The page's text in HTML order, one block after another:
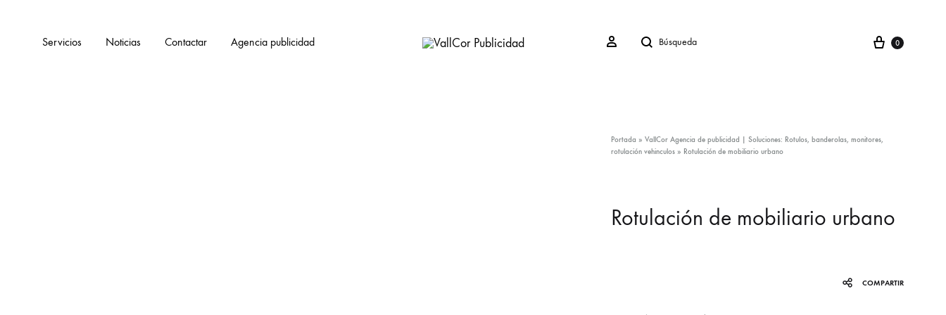
Servicios Noticias Contactar Agencia publicidad Signo enBúsqueda Carro
0
Portada » VallCor Agencia de publicidad | Soluciones: Rotulos, banderolas, monitores,
rotulación vehinculos» Rotulación de mobiliario urbano
Rotulación de mobiliario urbano
COMPARTIR